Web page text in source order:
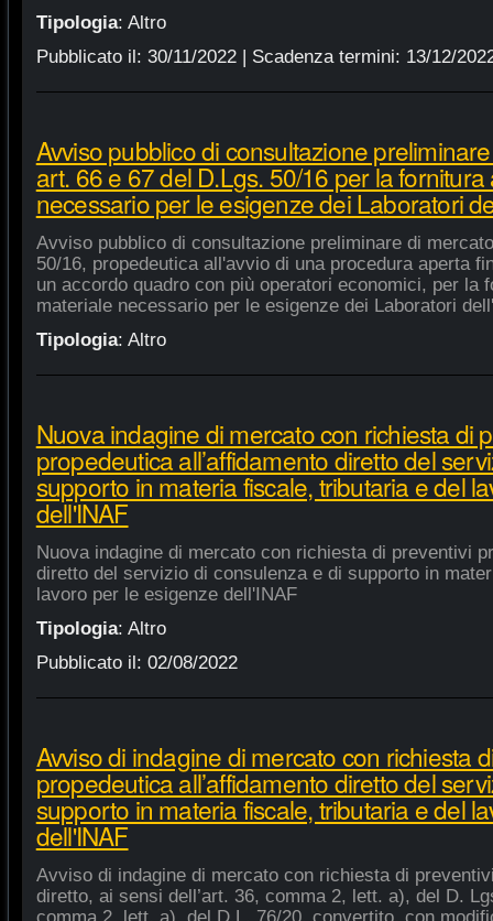
Tipologia: Altro
Pubblicato il: 30/11/2022| Scadenza termini: 13/12/
Avviso pubblico di consultazione
art. 66 e 67 del D.Lgs. 50/16 per la
necessario per le esigenze dei Laboratori
Avviso pubblico di consultazione preliminare di
50/16, propedeutica all'avvio di una procedura aperta
un accordo quadro con più operatori economici, per la
materiale necessario per le esigenze dei Laboratori
Tipologia: Altro
Nuova indagine di mercato con richiesta di
propedeutica all’affidamento diretto del
supporto in materia fiscale, tributaria e del
dell'INAF
Nuova indagine di mercato con richiesta di preventivi
diretto del servizio di consulenza e di supporto in
lavoro per le esigenze dell'INAF
Tipologia: Altro
Pubblicato il: 02/08/2022
Avviso di indagine di mercato con richiesta
propedeutica all’affidamento diretto del
supporto in materia fiscale, tributaria e del
dell'INAF
Avviso di indagine di mercato con richiesta di
diretto, ai sensi dell’art. 36, comma 2, lett. a), del D.
comma 2, lett. a), del D.L. 76/20, convertito, con